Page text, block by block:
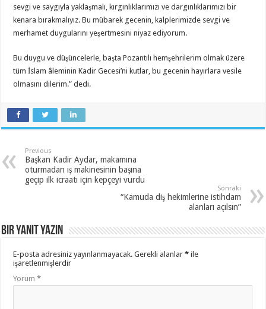
sevgi ve saygıyla yaklaşmalı, kırgınlıklarımızı ve dargınlıklarımızı bir
kenara bırakmalıyız. Bu mübarek gecenin, kalplerimizde sevgi ve
merhamet duygularını yeşertmesini niyaz ediyorum.
Bu duygu ve düşüncelerle, başta Pozantılı hemşehrilerim olmak üzere
tüm İslam âleminin Kadir Gecesi’ni kutlar, bu gecenin hayırlara vesile
olmasını dilerim.” dedi.
Previous
Başkan Kadir Aydar, makamına
oturmadan iş makinesinin başına
geçip ilk icraatı için kepçeyi vurdu
Sonraki
“Kamuda diş hekimlerine istihdam
alanları açılsın”
Bir yanıt yazın
E-posta adresiniz yayınlanmayacak. Gerekli alanlar* ile
işaretlenmişlerdir
Yorum*